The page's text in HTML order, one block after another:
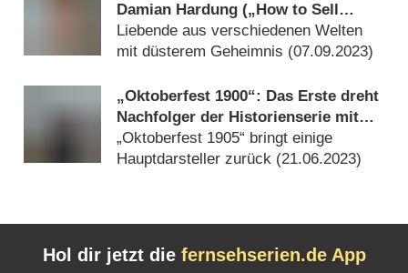
Damian Hardung („How to Sell
Drugs …“)
Liebende aus verschiedenen Welten
mit düsterem Geheimnis (07.09.2023)
„Oktoberfest 1900“: Das Erste dreht
Nachfolger der Historienserie mit
Mišel Matičević
„Oktoberfest 1905“ bringt einige
Hauptdarsteller zurück (21.06.2023)
Hol dir jetzt die fernsehserien.de App